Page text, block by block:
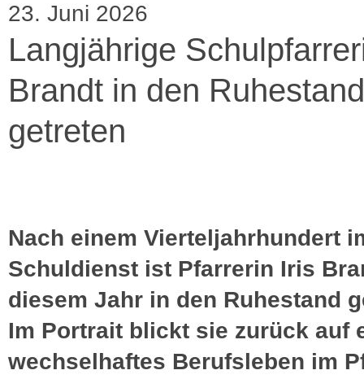
23. Juni 2026
Langjährige
Brandt in den Ruhestand
getreten
Nach einem Vierteljahrhundert
Schuldienst ist Pfarrerin Iris
diesem Jahr in den Ruhestand
Im Portrait blickt sie zurück auf
wechselhaftes Berufsleben im